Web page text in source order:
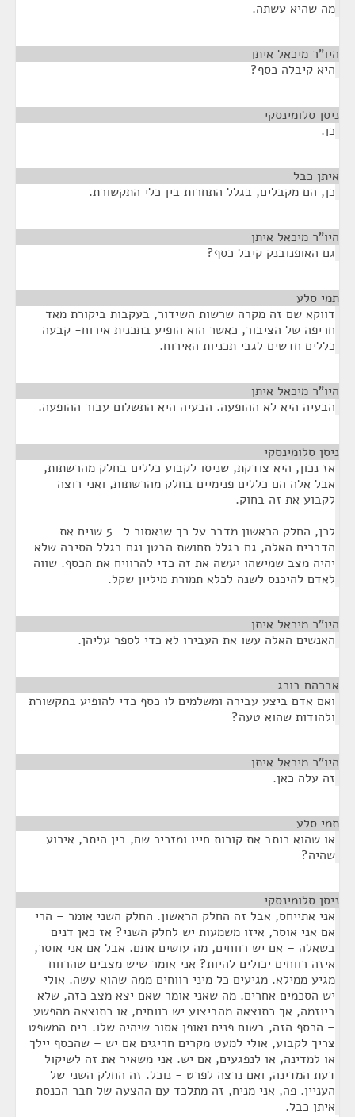
מה שהיא עשתה.
היו"ר מיכאל איתן
היא קיבלה כסף?
ניסן סלומינסקי
כן.
איתן כבל
כן, הם מקבלים, בגלל התחרות בין כלי התקשורת.
היו"ר מיכאל איתן
גם האופנובנק קיבל כסף?
תמי סלע
דווקא שם זה מקרה שרשות השידור, בעקבות ביקורת מאד
חריפה של הציבור, כאשר הוא הופיע בתכנית אירוח- קבעה
כללים חדשים לגבי תכניות האירוח.
היו"ר מיכאל איתן
הבעיה היא לא ההופעה. הבעיה היא התשלום עבור ההופעה.
ניסן סלומינסקי
אז נכון, היא צודקת, שניסו לקבוע כללים בחלק מהרשתות,
אבל אלה הם כללים פנימיים בחלק מהרשתות, ואני רוצה
לקבוע את זה בחוק.
לכן, החלק הראשון מדבר על כך שנאסור ל- 5 שנים את
הדברים האלה, גם בגלל תחושת הבטן וגם בגלל הסיבה שלא
יהיה מצב שמישהו יעשה את זה כדי להרוויח את הכסף. שווה
לאדם להיכנס לשנה לכלא תמורת מיליון שקל.
היו"ר מיכאל איתן
האנשים האלה עשו את העבירו לא כדי לספר עליהן.
אברהם בורג
ואם אדם ביצע עבירה ומשלמים לו כסף כדי להופיע בתקשורת
ולהודות שהוא טעה?
היו"ר מיכאל איתן
זה עלה כאן.
תמי סלע
או שהוא כותב את קורות חייו ומזכיר שם, בין היתר, אירוע
שהיה?
ניסן סלומינסקי
אני אתייחס, אבל זה החלק הראשון. החלק השני אומר – הרי
אם אני אוסר, איזו משמעות יש לחלק השני? אז כאן דנים
בשאלה – אם יש רווחים, מה עושים אתם. אבל אם אני אוסר,
איזה רווחים יכולים להיות? אני אומר שיש מצבים שהרווח
מגיע ממילא. מגיעים כל מיני רווחים ממה שהוא עשה. אולי
יש הסכמים אחרים. מה שאני אומר שאם יצא מצב כזה, שלא
ביוזמה, אך כתוצאה מהביצוע יש רווחים, או כתוצאה מהפשע
– הכסף הזה, בשום פנים ואופן אסור שיהיה שלו. בית המשפט
צריך לקבוע, אולי למעט מקרים חריגים אם יש – שהכסף יילך
או למדינה, או לנפגעים, אם יש. אני משאיר את זה לשיקול
דעת המדינה, ואם נרצה לפרט - נוכל. זה החלק השני של
העניין. פה, אני מניח, זה מתלכד עם ההצעה של חבר הכנסת
איתן כבל.